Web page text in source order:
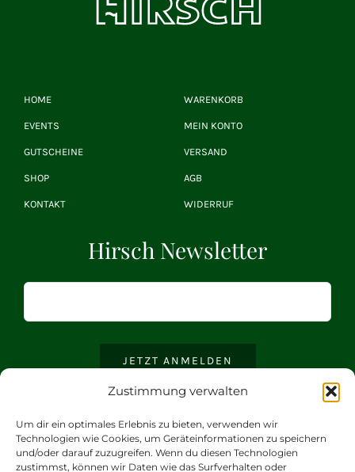
Zustimmung verwalten
Um dir ein optimales Erlebnis zu bieten, verwenden wir
Technologien wie Cookies, um Geräteinformationen zu speichern
und/oder darauf zuzugreifen. Wenn du diesen Technologien
zustimmst, können wir Daten wie das Surfverhalten oder
HOME
EVENTS
GUTSCHEINE
SHOP
KONTAKT
WARENKORB
MEIN KONTO
VERSAND
AGB
WIDERRUF
Hirsch Newsletter
JETZT ANMELDEN